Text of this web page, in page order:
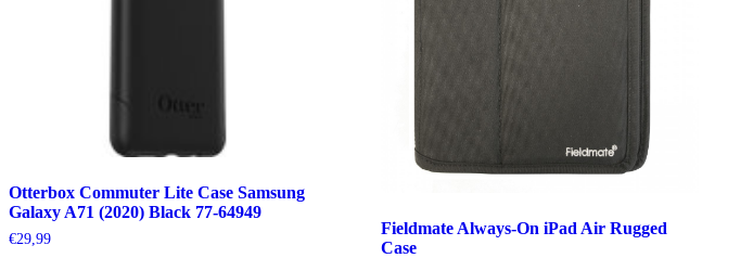
Otterbox Commuter Lite Case Samsung
Galaxy A71 (2020) Black 77-64949
€29,99
Fieldmate Always-On iPad Air Rugged
Case